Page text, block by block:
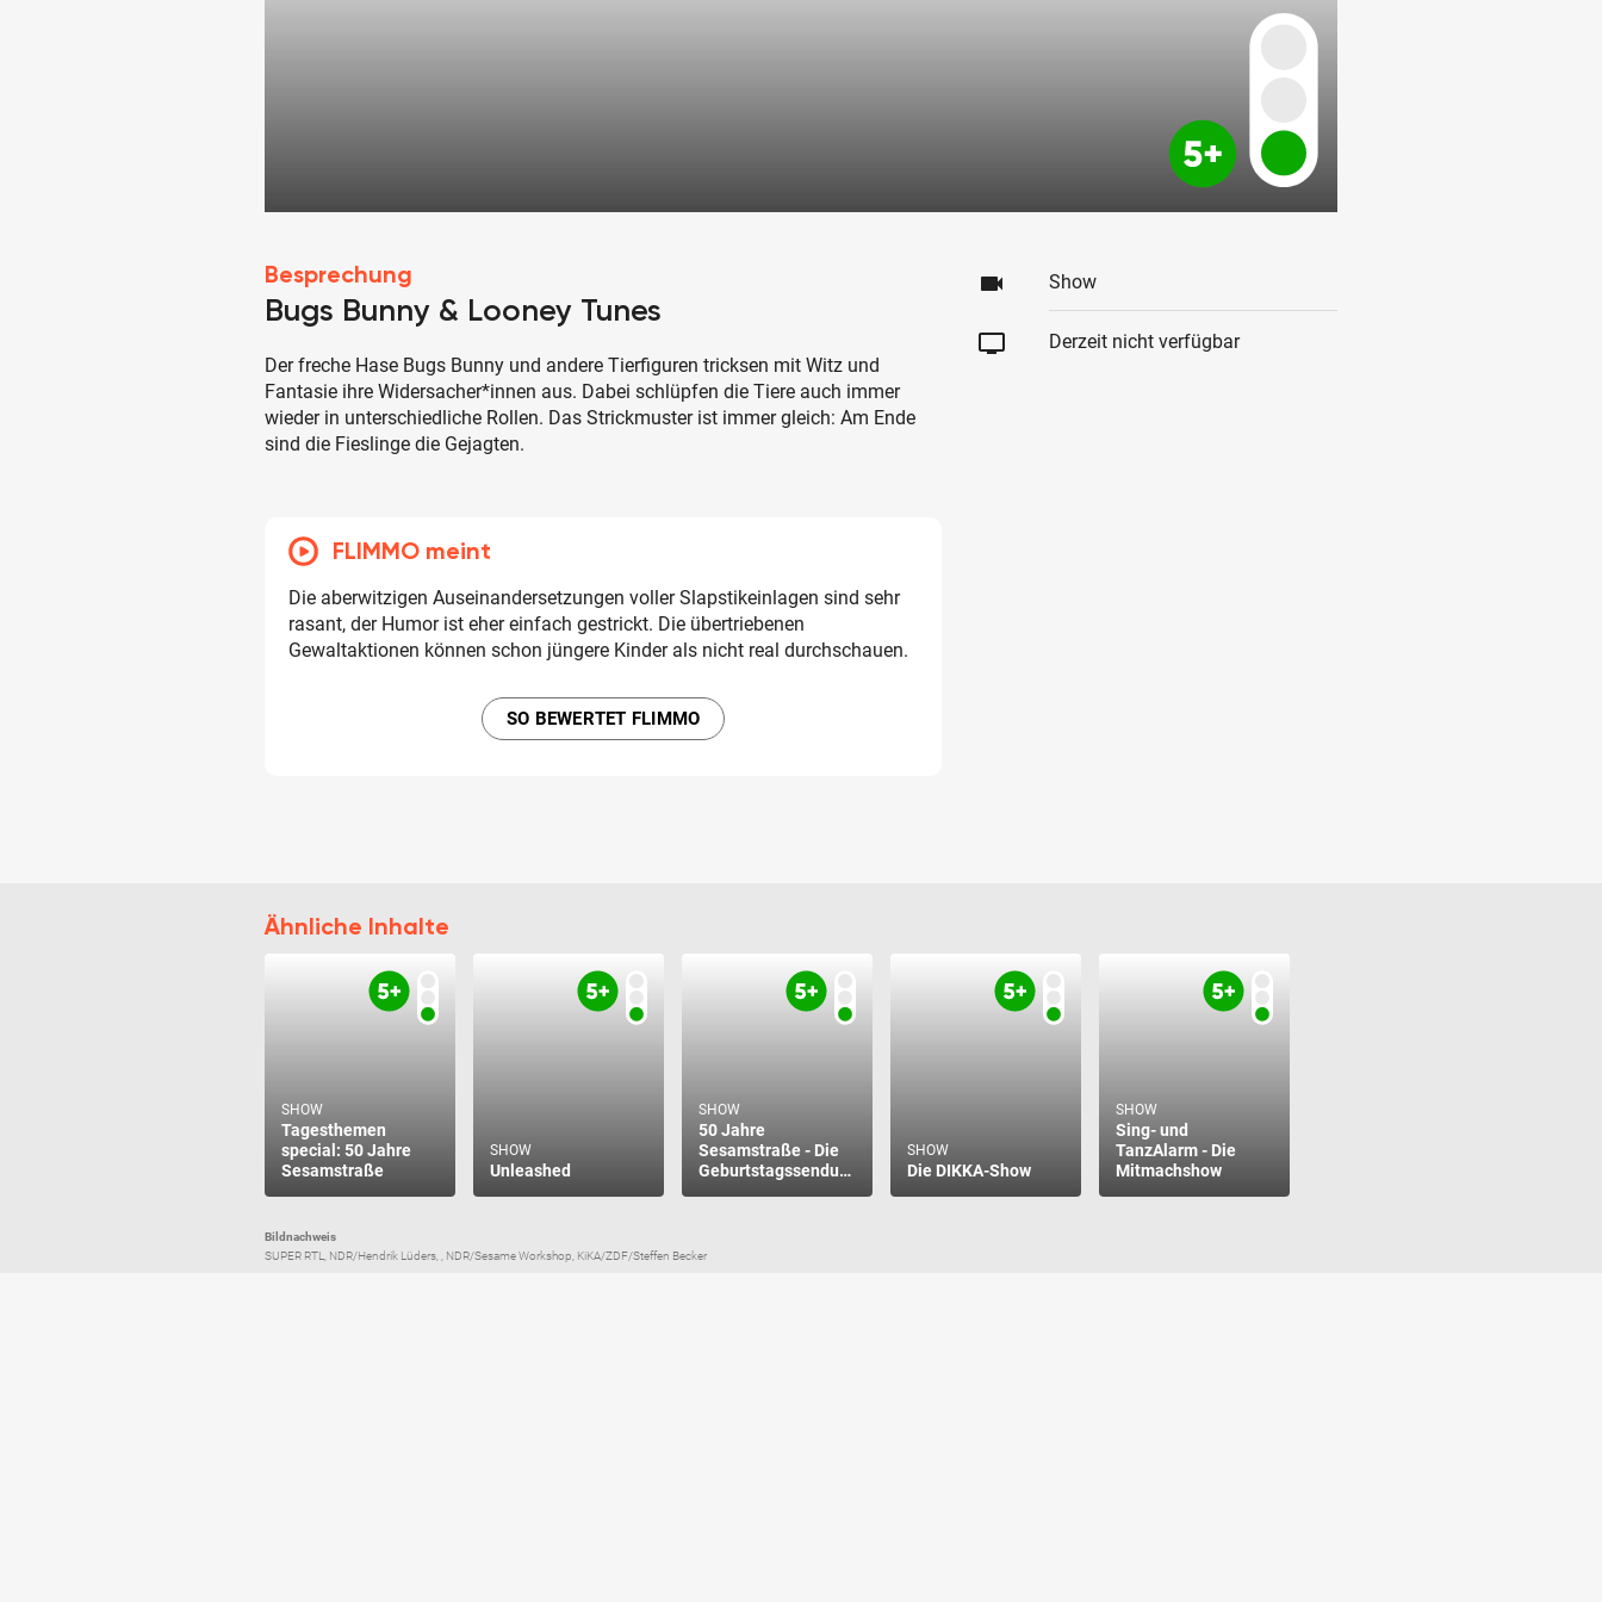
Besprechung
Bugs Bunny & Looney Tunes
Der freche Hase Bugs Bunny und andere Tierfiguren tricksen mit Witz und
Fantasie ihre Widersacher*innen aus. Dabei schlüpfen die Tiere auch immer
wieder in unterschiedliche Rollen. Das Strickmuster ist immer gleich: Am Ende
sind die Fieslinge die Gejagten.
FLIMMO meint
Die aberwitzigen Auseinandersetzungen voller Slapstikeinlagen sind sehr
rasant, der Humor ist eher einfach gestrickt. Die übertriebenen
Gewaltaktionen können schon jüngere Kinder als nicht real durchschauen.
SO BEWERTET FLIMMO
videocam Show
tv Derzeit nicht verfügbar
Ähnliche Inhalte
SHOW
Tagesthemen
special: 50 Jahre
Sesamstraße
SHOW
Unleashed
SHOW
50 Jahre
Sesamstraße - Die
Geburtstagssendung
SHOW
Die DIKKA-Show
SHOW
Sing- und
TanzAlarm - Die
Mitmachshow
Bildnachweis
SUPER RTL, NDR/Hendrik Lüders, , NDR/Sesame Workshop, KiKA/ZDF/Steffen Becker